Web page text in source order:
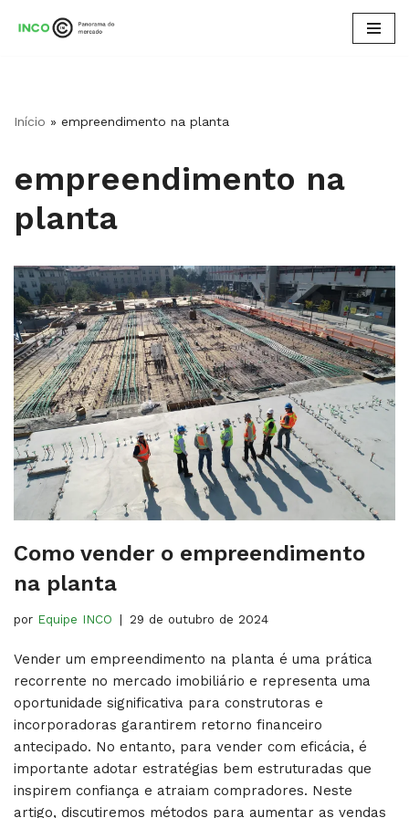
conteúdo
Início » empreendimento na planta
empreendimento na
planta
Como vender o empreendimento
na planta
por Equipe INCO 29 de outubro de 2024
Vender um empreendimento na planta é uma prática
recorrente no mercado imobiliário e representa uma
oportunidade significativa para construtoras e
incorporadoras garantirem retorno financeiro
antecipado. No entanto, para vender com eficácia, é
importante adotar estratégias bem estruturadas que
inspirem confiança e atraiam compradores. Neste
artigo, discutiremos métodos para aumentar as vendas